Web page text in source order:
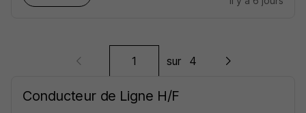
sur 4
Conducteur de Ligne H/F